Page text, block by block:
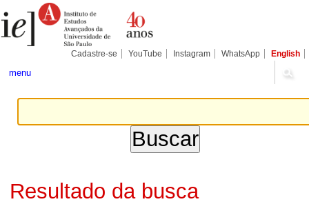
para
conteúdo.
Pessoais
Cadastre-se YouTube Instagram WhatsApp English
menu
Resultado da busca